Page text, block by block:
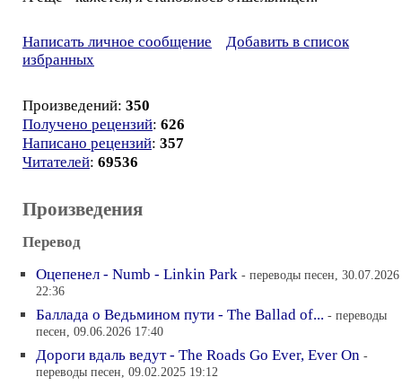
Написать личное сообщение
Добавить в список
избранных
Произведений: 350
Получено рецензий: 626
Написано рецензий: 357
Читателей: 69536
Произведения
Перевод
Оцепенел - Numb - Linkin Park - переводы песен, 30.07.2026
22:36
Баллада о Ведьмином пути - The Ballad of... - переводы
песен, 09.06.2026 17:40
Дороги вдаль ведут - The Roads Go Ever, Ever On -
переводы песен, 09.02.2025 19:12